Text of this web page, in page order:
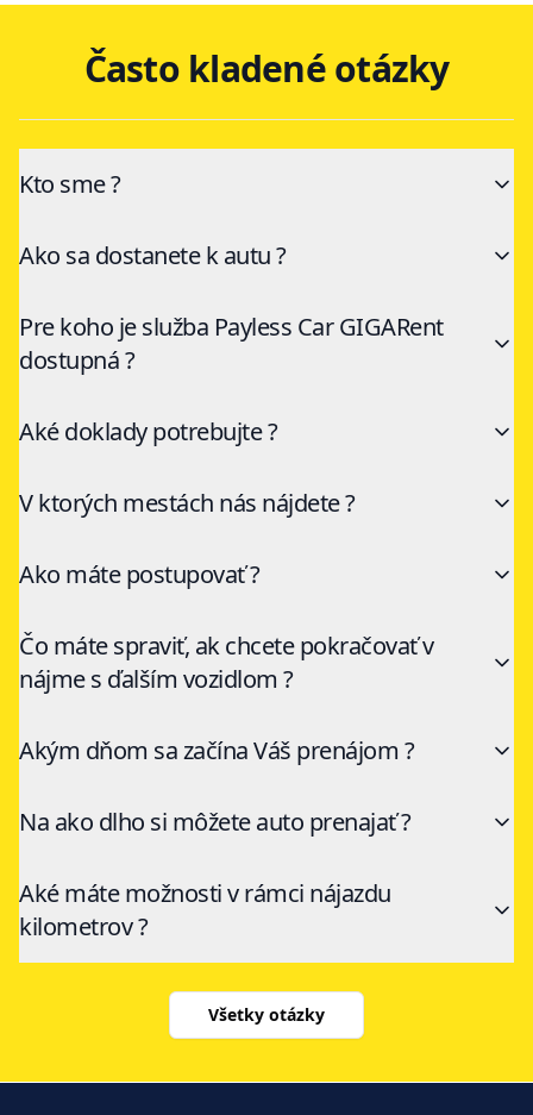
Často kladené otázky
Kto sme ?
Ako sa dostanete k autu ?
Pre koho je služba Payless Car GIGARent
dostupná ?
Aké doklady potrebujte ?
V ktorých mestách nás nájdete ?
Ako máte postupovať ?
Čo máte spraviť, ak chcete pokračovať v
nájme s ďalším vozidlom ?
Akým dňom sa začína Váš prenájom ?
Na ako dlho si môžete auto prenajať ?
Aké máte možnosti v rámci nájazdu
kilometrov ?
Všetky otázky